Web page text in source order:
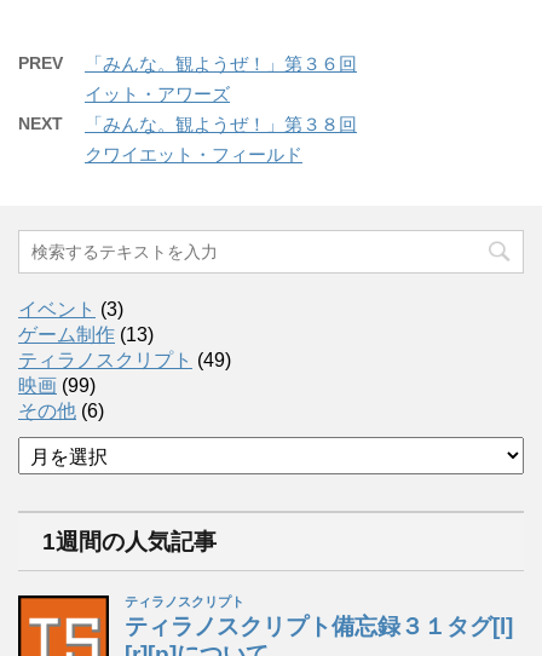
PREV
「みんな。観ようぜ！」第３６回
イット・アワーズ
NEXT
「みんな。観ようぜ！」第３８回
クワイエット・フィールド
イベント (3)
ゲーム制作 (13)
ティラノスクリプト (49)
映画 (99)
その他 (6)
ア
ー
1週間の人気記事